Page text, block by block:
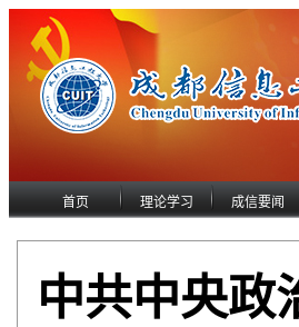
首页 理论学习 成信要闻
中共中央政